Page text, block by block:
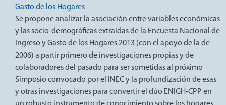
Gasto de los Hogares
Se propone analizar la asociación entre variables económicas
y las socio-demográficas extraídas de la Encuesta Nacional de
Ingreso y Gasto de los Hogares 2013 (con el apoyo de la de
2006) a partir primero de investigaciones propias y de
colaboradores del pasado para ser sometidas al próximo
Simposio convocado por el INEC y la profundización de esas
y otras investigaciones para convertir el dúo ENIGH-CPP en